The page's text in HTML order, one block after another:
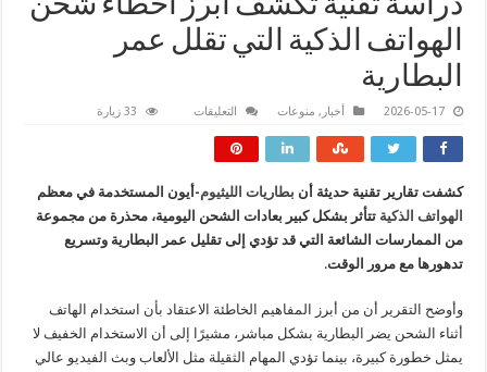
دراسة تقنية تكشف أبرز أخطاء شحن
الهواتف الذكية التي تقلل عمر
البطارية
2026-05-17 أخبار , منوعات التعليقات
أخطاء
شحن
الهواتف
الذكية
التي
33 زيارة
كشفت تقارير تقنية حديثة أن بطاريات الليثيوم-أيون المستخدمة في معظم
الهواتف الذكية تتأثر بشكل كبير بعادات الشحن اليومية، محذرة من مجموعة
من الممارسات الشائعة التي قد تؤدي إلى تقليل عمر البطارية وتسريع
تدهورها مع مرور الوقت.
وأوضح التقرير أن من أبرز المفاهيم الخاطئة الاعتقاد بأن استخدام الهاتف
أثناء الشحن يضر البطارية بشكل مباشر، مشيرًا إلى أن الاستخدام الخفيف لا
يمثل خطورة كبيرة، بينما تؤدي المهام الثقيلة مثل الألعاب وبث الفيديو عالي